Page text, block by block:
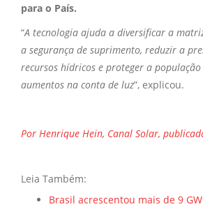
para o País.
“A tecnologia ajuda a diversificar a
a segurança de suprimento, reduzir a
recursos hídricos e proteger a
aumentos na conta de luz”, explicou.
Por Henrique Hein, Canal Solar,
Leia Também:
Brasil acrescentou mais de 9